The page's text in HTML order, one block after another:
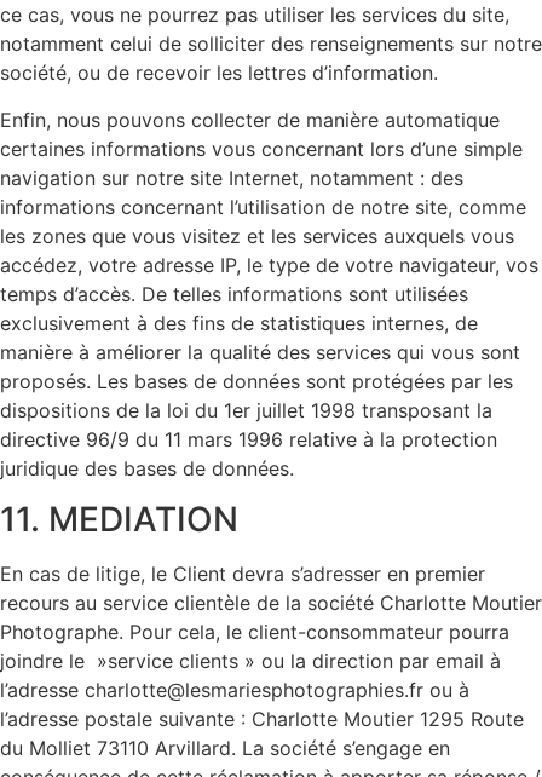
ce cas, vous ne pourrez pas utiliser les services du site,
notamment celui de solliciter des renseignements sur notre
société, ou de recevoir les lettres d’information.
Enfin, nous pouvons collecter de manière automatique
certaines informations vous concernant lors d’une simple
navigation sur notre site Internet, notamment : des
informations concernant l’utilisation de notre site, comme
les zones que vous visitez et les services auxquels vous
accédez, votre adresse IP, le type de votre navigateur, vos
temps d’accès. De telles informations sont utilisées
exclusivement à des fins de statistiques internes, de
manière à améliorer la qualité des services qui vous sont
proposés. Les bases de données sont protégées par les
dispositions de la loi du 1er juillet 1998 transposant la
directive 96/9 du 11 mars 1996 relative à la protection
juridique des bases de données.
11. MEDIATION
En cas de litige, le Client devra s’adresser en premier
recours au service clientèle de la société Charlotte Moutier
Photographe. Pour cela, le client-consommateur pourra
joindre le »service clients » ou la direction par email à
l’adresse charlotte@lesmariesphotographies.fr ou à
l’adresse postale suivante : Charlotte Moutier 1295 Route
du Molliet 73110 Arvillard. La société s’engage en